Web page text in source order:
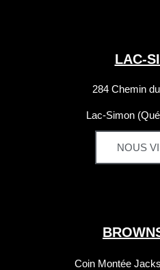
LAC-
284 Chemin
Lac-Simon
NOUS
Coin Montée